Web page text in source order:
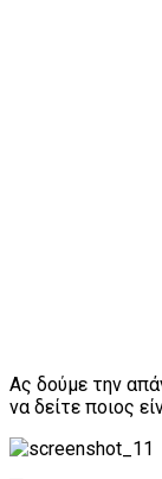
Ας δούμε την
να δείτε ποιος